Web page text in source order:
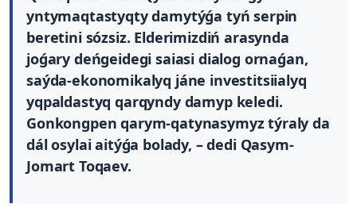
yntymaqtastyqty damytýǵa tyń serpin
beretini sózsiz. Elderimizdiń arasynda
joǵary deńgeidegi saiasi dialog ornaǵan,
saýda-ekonomikalyq jáne investitsiialyq
yqpaldastyq qarqyndy damyp keledi.
Gonkongpen qarym-qatynasymyz týraly da
dál osylai aitýǵa bolady, – dedi Qasym-
Jomart Toqaev.